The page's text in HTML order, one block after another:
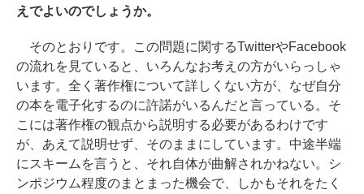
えでよいのでしょうか。
そのとおりです。この問題に関するTwitterやFacebook
の流れを見ていると、いろんなお考えの方がいらっしゃ
います。全く著作権について詳しくない方が、なぜ自分
の本を電子化するのに許諾がいるんだと言っている。そ
こには著作権の観点から説明する必要があるわけです
が、あえて説明せず、そのままにしています。中途半端
にスキームを言うと、それ自体が曲解されかねない。シ
ンポジウム程度のまとまった機会で、しかもそれをたく